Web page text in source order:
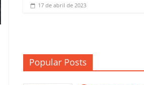
17 de abril de 2023
Popular Posts